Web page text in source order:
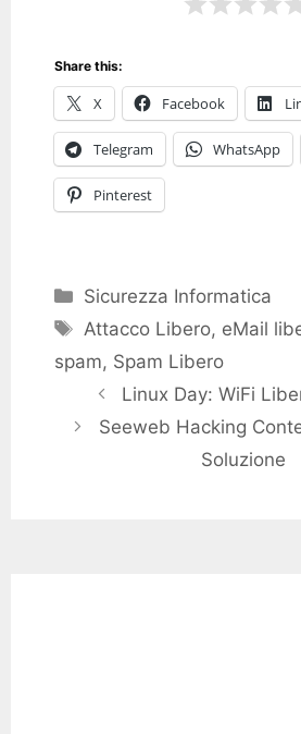
Share this:
X Facebook
Telegram WhatsApp
Pinterest
Categories
Sicurezza Informatica
Tags
Attacco Libero, eMail
spam, Spam Libero
Linux Day: WiFi
Seeweb Hacking
Soluzione